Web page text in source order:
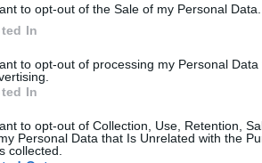
to opt-out of the Sale of my Personal Data.
In
to opt-out of processing my Personal Data
In
to opt-out of Collection, Use, Retention,
Personal Data that Is Unrelated with the
collected.